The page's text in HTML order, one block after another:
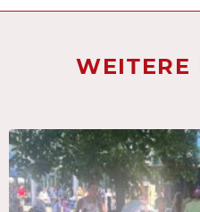
WEITERE